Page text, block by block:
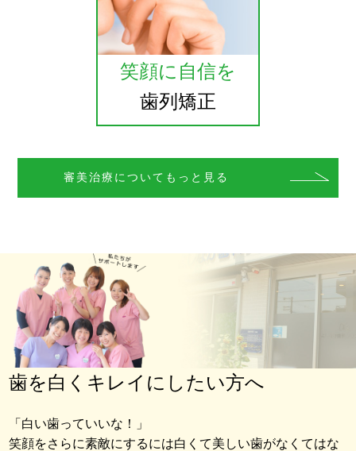
笑顔に自信を
歯列矯正
審美治療についてもっと見る
歯を白くキレイにしたい方へ
「白い歯っていいな！」
笑顔をさらに素敵にするには白くて美しい歯がなくてはな